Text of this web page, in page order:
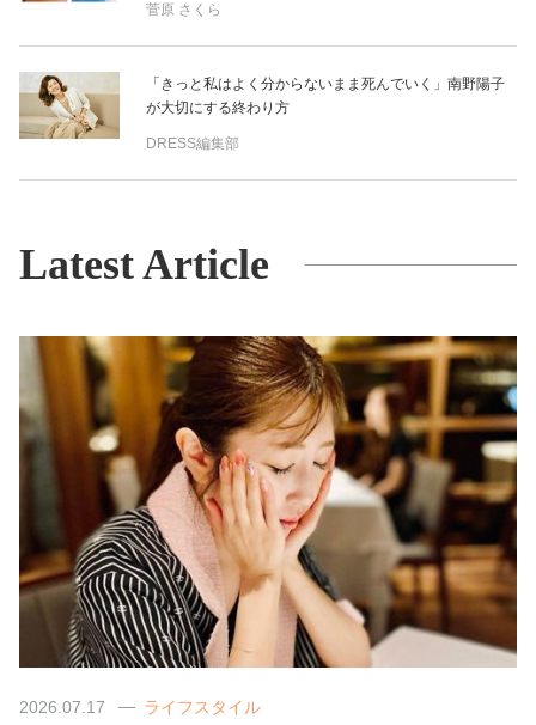
菅原 さくら
「きっと私はよく分からないまま死んでいく」南野陽子
が大切にする終わり方
DRESS編集部
Latest Article
2026.07.17 ライフスタイル